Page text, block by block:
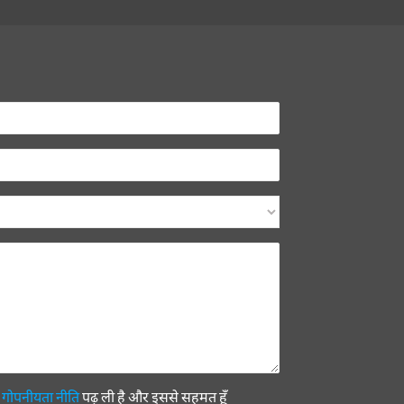
गोपनीयता नीतिपढ़ ली है और इससे सहमत हूँ